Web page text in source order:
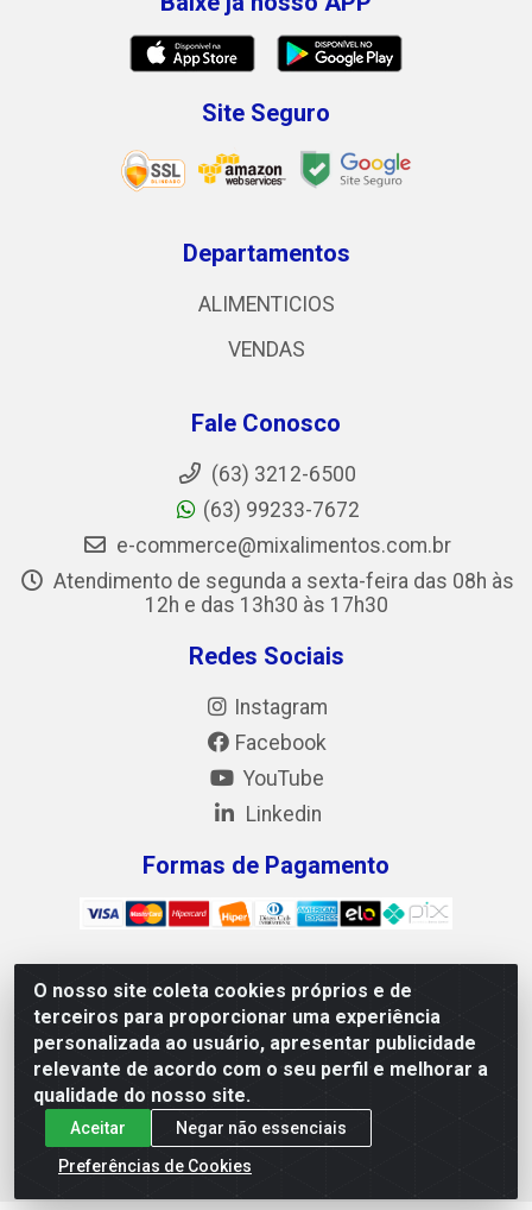
O nosso site coleta cookies próprios e de
terceiros para proporcionar uma experiência
personalizada ao usuário, apresentar publicidade
relevante de acordo com o seu perfil e melhorar a
qualidade do nosso site.
Aceitar
Negar não essenciais
Preferências de Cookies
Site Seguro
Departamentos
ALIMENTICIOS
VENDAS
Fale Conosco
(63) 3212-6500
(63) 99233-7672
e-commerce@mixalimentos.com.br
Atendimento de segunda a sexta-feira das 08h às
12h e das 13h30 às 17h30
Redes Sociais
Instagram
Facebook
YouTube
Linkedin
Formas de Pagamento
Mix Alimentos LTDA - Quadra Asr Ne 55 (412 Norte), Alameda
02, S/N - Plano Diretor Norte, Palmas/TO - CEP 77.006-540 -
CNPJ 05.922.500/0001-02